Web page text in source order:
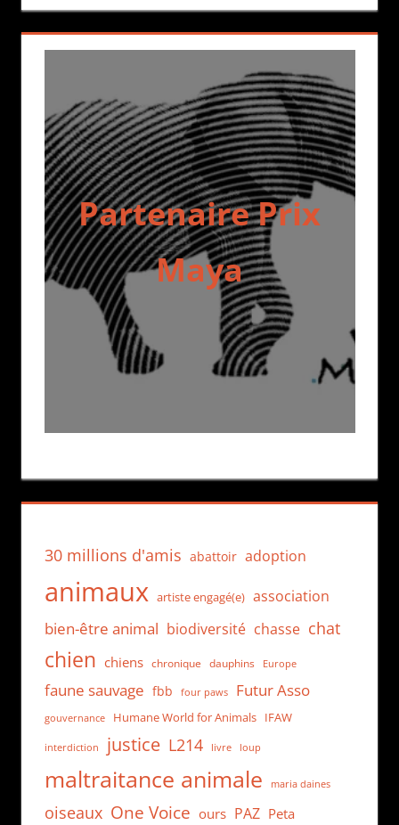
Partenaire Prix
Maya
30 millions d'amis abattoir adoption
animaux artiste engagé(e) association
bien-être animal biodiversité chasse chat
chien chiens chronique dauphins Europe
faune sauvage fbb four paws Futur Asso
gouvernance Humane World for Animals IFAW
interdiction justice L214 livre loup
maltraitance animale maria daines
oiseaux One Voice ours PAZ Peta